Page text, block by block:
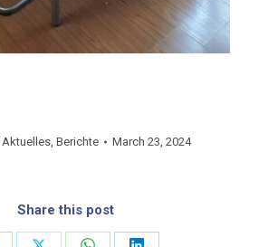
Aktuelles, Berichte March 23, 2024
Share this post